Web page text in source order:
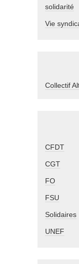
solidarité
Vie
Collectif
CFDT
CGT
FO
FSU
Solidaires
UNEF